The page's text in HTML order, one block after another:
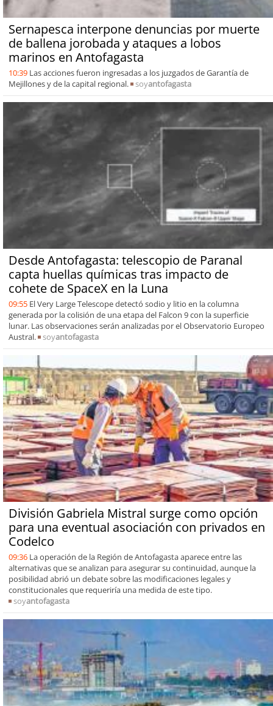
Sernapesca interpone denuncias por muerte
de ballena jorobada y ataques a lobos
marinos en Antofagasta
10:39 Las acciones fueron ingresadas a los juzgados de Garantía de
Mejillones y de la capital regional.
soyantofagasta
Desde Antofagasta: telescopio de Paranal
capta huellas químicas tras impacto de
cohete de SpaceX en la Luna
09:55 El Very Large Telescope detectó sodio y litio en la columna
generada por la colisión de una etapa del Falcon 9 con la superficie
lunar. Las observaciones serán analizadas por el Observatorio Europeo
Austral.
soyantofagasta
División Gabriela Mistral surge como opción
para una eventual asociación con privados en
Codelco
09:36 La operación de la Región de Antofagasta aparece entre las
alternativas que se analizan para asegurar su continuidad, aunque la
posibilidad abrió un debate sobre las modificaciones legales y
constitucionales que requeriría una medida de este tipo.
soyantofagasta